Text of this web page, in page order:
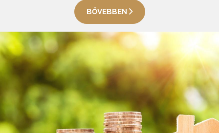
BŐVEBBEN